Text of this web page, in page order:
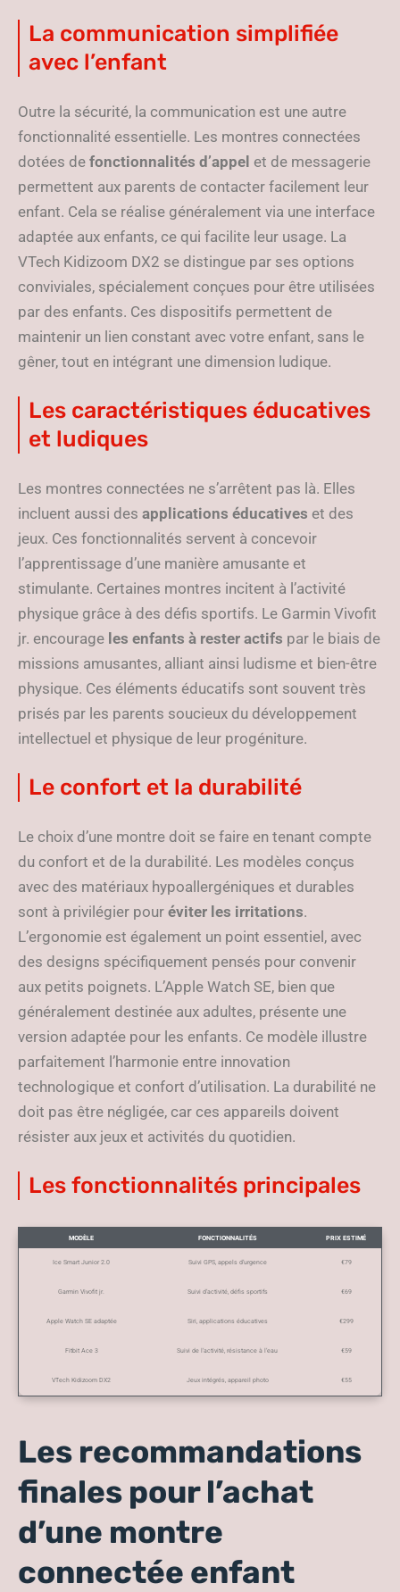
La communication simplifiée
avec l’enfant
Outre la sécurité, la communication est une autre
fonctionnalité essentielle. Les montres connectées
dotées de fonctionnalités d’appel et de messagerie
permettent aux parents de contacter facilement leur
enfant. Cela se réalise généralement via une interface
adaptée aux enfants, ce qui facilite leur usage. La
VTech Kidizoom DX2 se distingue par ses options
conviviales, spécialement conçues pour être utilisées
par des enfants. Ces dispositifs permettent de
maintenir un lien constant avec votre enfant, sans le
gêner, tout en intégrant une dimension ludique.
Les caractéristiques éducatives
et ludiques
Les montres connectées ne s’arrêtent pas là. Elles
incluent aussi des applications éducatives et des
jeux. Ces fonctionnalités servent à concevoir
l’apprentissage d’une manière amusante et
stimulante. Certaines montres incitent à l’activité
physique grâce à des défis sportifs. Le Garmin Vivofit
jr. encourage les enfants à rester actifs par le biais de
missions amusantes, alliant ainsi ludisme et bien-être
physique. Ces éléments éducatifs sont souvent très
prisés par les parents soucieux du développement
intellectuel et physique de leur progéniture.
Le confort et la durabilité
Le choix d’une montre doit se faire en tenant compte
du confort et de la durabilité. Les modèles conçus
avec des matériaux hypoallergéniques et durables
sont à privilégier pour éviter les irritations.
L’ergonomie est également un point essentiel, avec
des designs spécifiquement pensés pour convenir
aux petits poignets. L’Apple Watch SE, bien que
généralement destinée aux adultes, présente une
version adaptée pour les enfants. Ce modèle illustre
parfaitement l’harmonie entre innovation
technologique et confort d’utilisation. La durabilité ne
doit pas être négligée, car ces appareils doivent
résister aux jeux et activités du quotidien.
Les fonctionnalités principales
MODÈLE FONCTIONNALITÉS PRIX ESTIMÉ
Ice Smart Junior 2.0 Suivi GPS, appels d’urgence €79
Garmin Vivofit jr. Suivi d’activité, défis sportifs €69
Apple Watch SE adaptée Siri, applications éducatives €299
Fitbit Ace 3 Suivi de l’activité, résistance à l’eau €59
VTech Kidizoom DX2 Jeux intégrés, appareil photo €55
Les recommandations
finales pour l’achat
d’une montre
connectée enfant